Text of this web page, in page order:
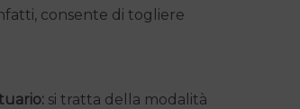
consente di togliere
si tratta della modalità